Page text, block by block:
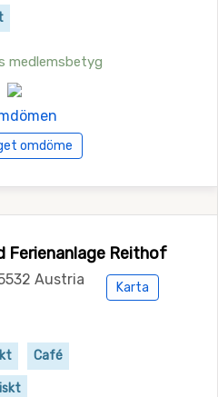
medlemsbetyg
omdöme
Ferienanlage Reithof
Austria Karta
Café